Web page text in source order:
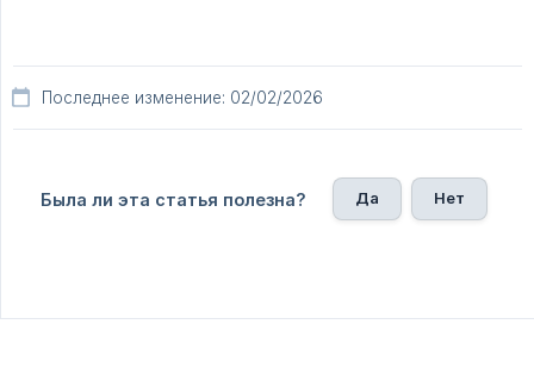
Последнее изменение: 02/02/2026
Была ли эта статья полезна? Да Нет